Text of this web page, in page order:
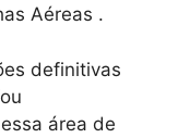
Aéreas .
definitivas
área de